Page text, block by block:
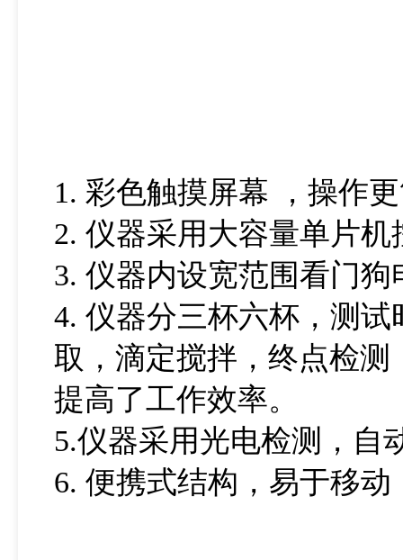
1. 彩色触摸屏幕 ，操作
2. 仪器采用大容量单片
3. 仪器内设宽范围看门
4. 仪器分三杯六杯，测
取，滴定搅拌，终点检
提高了工作效率。
5.仪器采用光电检测，自
6. 便携式结构，易于移